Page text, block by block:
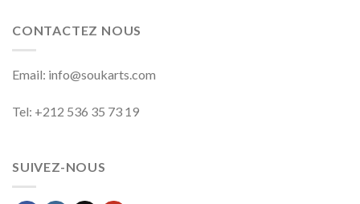
CONTACTEZ NOUS
Email: info@soukarts.com
Tel: +212 536 35 73 19
SUIVEZ-NOUS